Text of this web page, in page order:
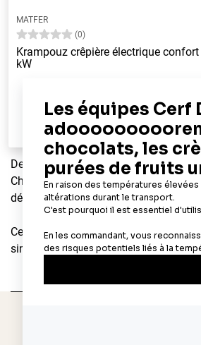
MATFER
(0)
Krampouz crêpière électrique confort
kW
Ajouter au panier
Aperçu rapide
Des souvenirs d'enfance retrouvés
Chez Cerf Dellier, c'est une passion
délicieux gâteaux, tartes,
Cercles à pâtisserie, poche à douille,
simples, comme les plus compliquées,